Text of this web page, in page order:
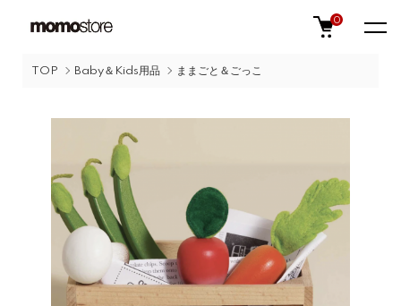
0
TOP Baby＆Kids用品 ままごと＆ごっこ